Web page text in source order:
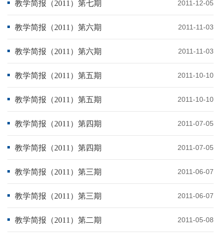
2011-12-05
教学简报（2011）第七期
2011-11-03
教学简报（2011）第六期
2011-11-03
教学简报（2011）第六期
2011-10-10
教学简报（2011）第五期
2011-10-10
教学简报（2011）第五期
2011-07-05
教学简报（2011）第四期
2011-07-05
教学简报（2011）第四期
2011-06-07
教学简报（2011）第三期
2011-06-07
教学简报（2011）第三期
2011-05-08
教学简报（2011）第二期